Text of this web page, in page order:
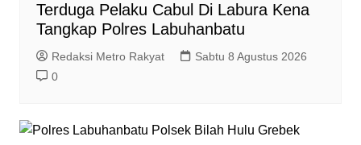
Terduga Pelaku Cabul Di Labura Kena
Tangkap Polres Labuhanbatu
Redaksi Metro Rakyat
Sabtu 8 Agustus 2026
0